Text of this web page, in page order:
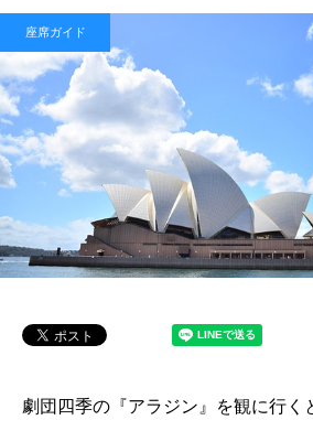
座席ガイド
劇団四季の『アラジン』を観に行く